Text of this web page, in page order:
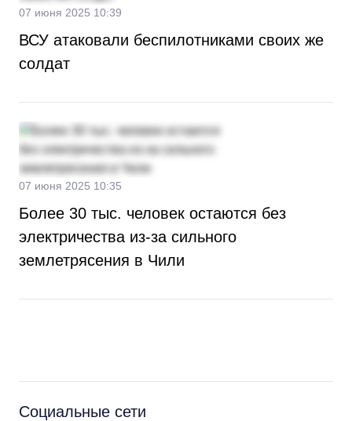
07 июня 2025 10:39
ВСУ атаковали беспилотниками своих же
солдат
07 июня 2025 10:35
Более 30 тыс. человек остаются без
электричества из-за сильного
землетрясения в Чили
Социальные сети